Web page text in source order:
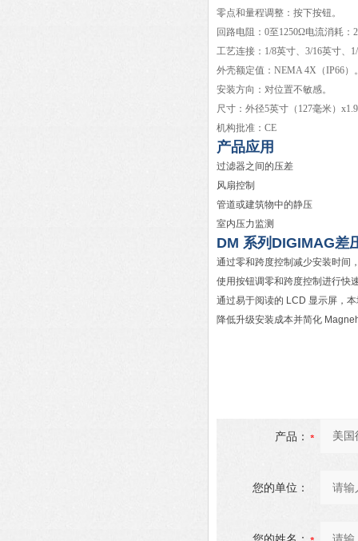
零点和量程调整：按下按钮。
回路电阻：0至1250Ω电流消耗
工艺连接：1/8英寸、3/16英寸、
外壳额定值：NEMA 4X（IP66）
安装方向：对位置不敏感。
尺寸：外径5英寸（127毫米）
机构批准：CE
产品应用
过滤器之间的压差
风扇控制
管道或建筑物中的静压
室内压力监测
DM 系列DIGIMAG差
通过零和跨度控制减少安装时间
使用按钮调零和跨度控制进行快
通过易于阅读的 LCD 显示屏，
降低升级安装成本并简化
产品：
您的单位：